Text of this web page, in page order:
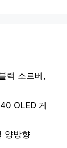
랙 소르베,
OLED 게
양방향